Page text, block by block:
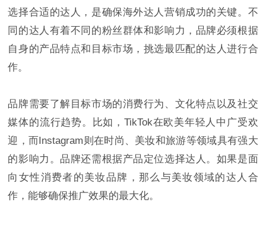
选择合适的达人，是确保海外达人营销成功的关键。不
同的达人有着不同的粉丝群体和影响力，品牌必须根据
自身的产品特点和目标市场，挑选最匹配的达人进行合
作。
品牌需要了解目标市场的消费行为、文化特点以及社交
媒体的流行趋势。比如，TikTok在欧美年轻人中广受欢
迎，而Instagram则在时尚、美妆和旅游等领域具有强大
的影响力。品牌还需根据产品定位选择达人。如果是面
向女性消费者的美妆品牌，那么与美妆领域的达人合
作，能够确保推广效果的最大化。